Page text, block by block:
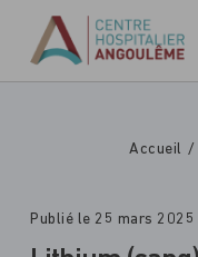
Accueil
Publié le 25 mars 2025